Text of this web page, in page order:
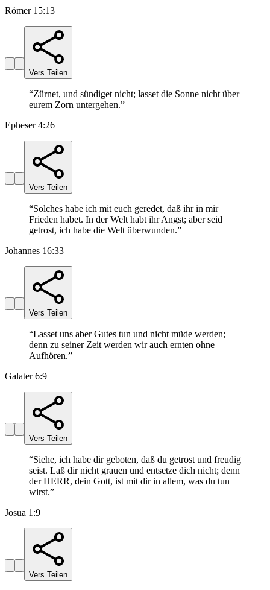
Römer 15:13
Vers Teilen
“Zürnet, und sündiget nicht; lasset die Sonne nicht über
eurem Zorn untergehen.”
Epheser 4:26
Vers Teilen
“Solches habe ich mit euch geredet, daß ihr in mir
Frieden habet. In der Welt habt ihr Angst; aber seid
getrost, ich habe die Welt überwunden.”
Johannes 16:33
Vers Teilen
“Lasset uns aber Gutes tun und nicht müde werden;
denn zu seiner Zeit werden wir auch ernten ohne
Aufhören.”
Galater 6:9
Vers Teilen
“Siehe, ich habe dir geboten, daß du getrost und freudig
seist. Laß dir nicht grauen und entsetze dich nicht; denn
der HERR, dein Gott, ist mit dir in allem, was du tun
wirst.”
Josua 1:9
Vers Teilen